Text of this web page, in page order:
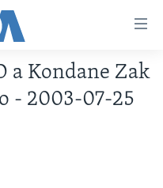
a Kondane Zak
- 2003-07-25